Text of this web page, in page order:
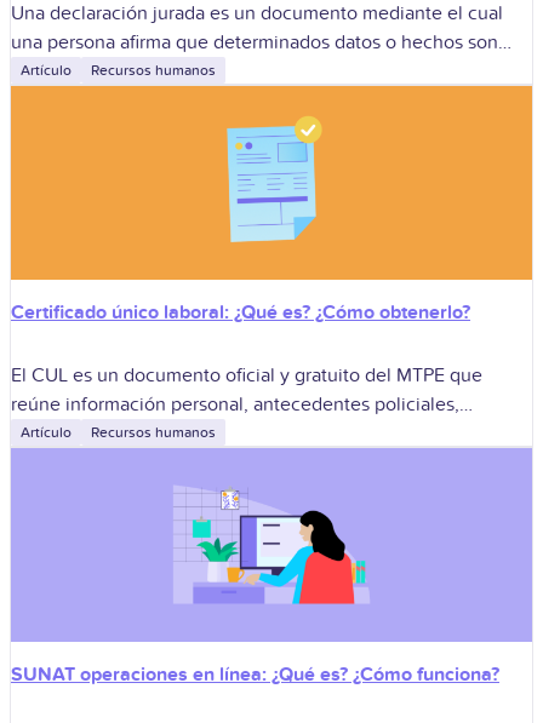
Una declaración jurada es un documento mediante el cual
una persona afirma que determinados datos o hechos son
verdaderos y asume responsabilidad por lo declarado. En
Artículo Recursos humanos
Certificado único laboral: ¿Qué es? ¿Cómo obtenerlo?
El CUL es un documento oficial y gratuito del MTPE que
reúne información personal, antecedentes policiales,
judiciales y penales, formación académica y experiencia
Artículo Recursos humanos
SUNAT operaciones en línea: ¿Qué es? ¿Cómo funciona?